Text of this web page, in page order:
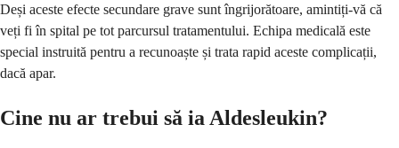
Deși aceste efecte secundare grave sunt îngrijorătoare, amintiți-vă că
veți fi în spital pe tot parcursul tratamentului. Echipa medicală este
special instruită pentru a recunoaște și trata rapid aceste complicații,
dacă apar.
Cine nu ar trebui să ia Aldesleukin?